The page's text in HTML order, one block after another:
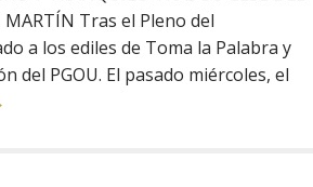
MARTÍN Tras el Pleno del
a los ediles de Toma la Palabra y
del PGOU. El pasado miércoles, el